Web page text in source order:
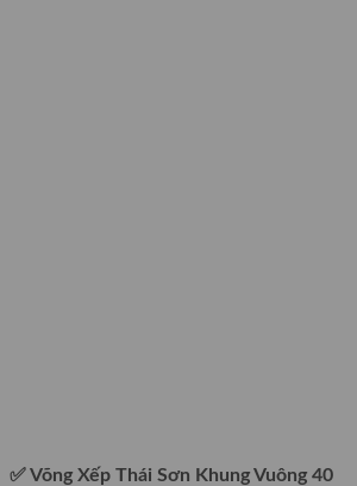
✅ Võng Xếp Thái Sơn Khung Vuông 40